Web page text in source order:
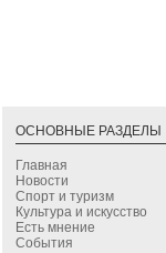
ОСНОВНЫЕ РАЗДЕЛЫ
Главная
Новости
Спорт и туризм
Культура и искусство
Есть мнение
События